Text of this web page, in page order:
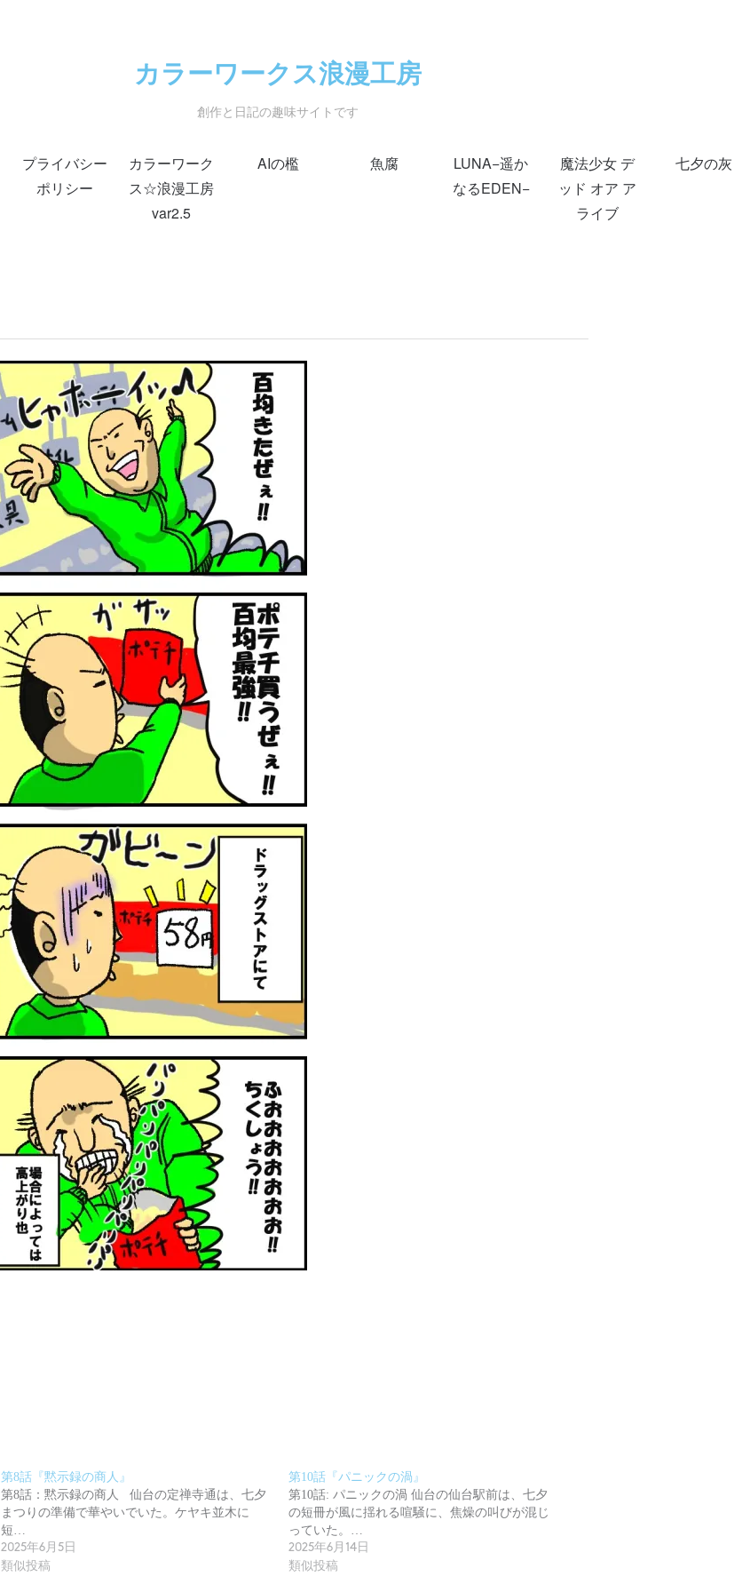
カラーワークス浪漫工房
創作と日記の趣味サイトです
プライバシー
ポリシー
カラーワーク
ス☆浪漫工房
var2.5
AIの檻 魚腐
LUNA−遥か
なるEDEN−
魔法少女 デ
ッド オア ア
ライブ
七夕の灰
第8話『黙示録の商人』
第8話：黙示録の商人 仙台の定禅寺通は、七夕
まつりの準備で華やいでいた。ケヤキ並木に
短…
2025年6月5日
類似投稿
第10話『パニックの渦』
第10話: パニックの渦 仙台の仙台駅前は、七夕
の短冊が風に揺れる喧騒に、焦燥の叫びが混じ
っていた。…
2025年6月14日
類似投稿